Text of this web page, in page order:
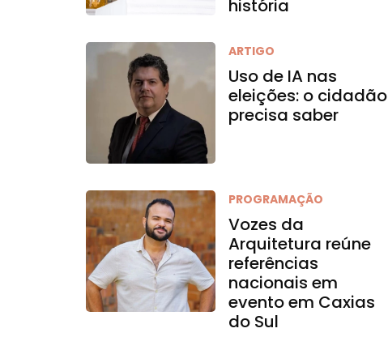
história
ARTIGO
Uso de IA nas
eleições: o cidadão
precisa saber
PROGRAMAÇÃO
Vozes da
Arquitetura reúne
referências
nacionais em
evento em Caxias
do Sul